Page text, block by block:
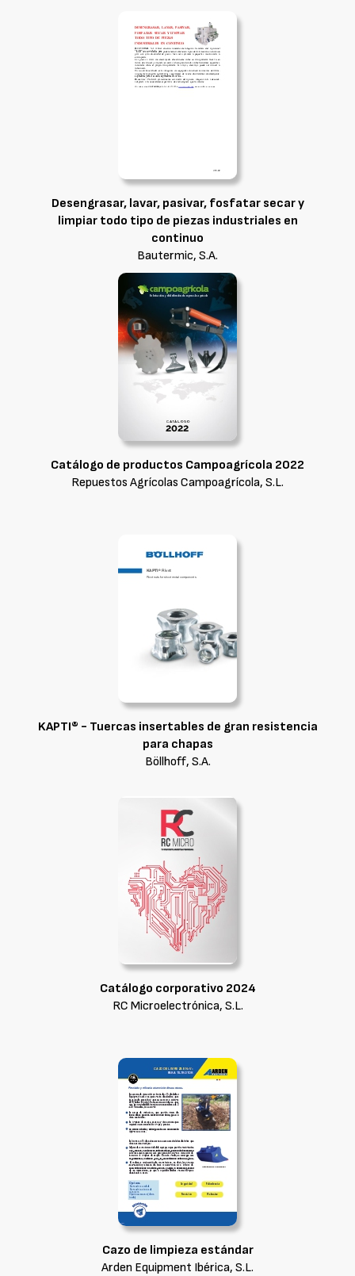
Desengrasar, lavar, pasivar, fosfatar secar y
limpiar todo tipo de piezas industriales en
continuo
Bautermic, S.A.
Catálogo de productos Campoagrícola 2022
Repuestos Agrícolas Campoagrícola, S.L.
KAPTI® - Tuercas insertables de gran resistencia
para chapas
Böllhoff, S.A.
Catálogo corporativo 2024
RC Microelectrónica, S.L.
Cazo de limpieza estándar
Arden Equipment Ibérica, S.L.